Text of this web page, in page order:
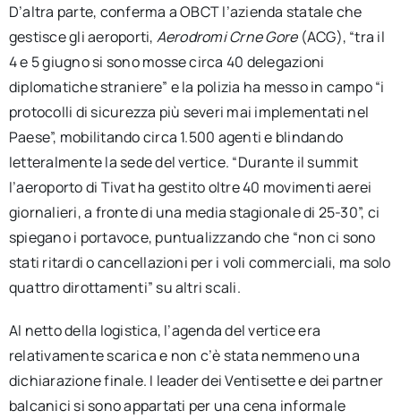
D’altra parte, conferma a OBCT l’azienda statale che
gestisce gli aeroporti, Aerodromi Crne Gore(ACG), “tra il
4 e 5 giugno si sono mosse circa 40 delegazioni
diplomatiche straniere” e la polizia ha messo in campo “i
protocolli di sicurezza più severi mai implementati nel
Paese”, mobilitando circa 1.500 agenti e blindando
letteralmente la sede del vertice. “Durante il summit
l’aeroporto di Tivat ha gestito oltre 40 movimenti aerei
giornalieri, a fronte di una media stagionale di 25-30”, ci
spiegano i portavoce, puntualizzando che “non ci sono
stati ritardi o cancellazioni per i voli commerciali, ma solo
quattro dirottamenti” su altri scali.
Al netto della logistica, l’agenda del vertice era
relativamente scarica e non c’è stata nemmeno una
dichiarazione finale. I leader dei Ventisette e dei partner
balcanici si sono appartati per una cena informale